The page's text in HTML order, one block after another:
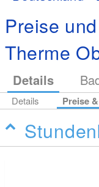
Preise
Therme
Details
Details Preise